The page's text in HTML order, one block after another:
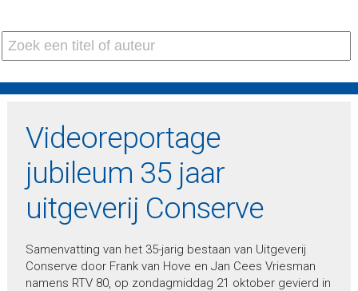
Videoreportage
jubileum 35 jaar
uitgeverij Conserve
Samenvatting van het 35-jarig bestaan van Uitgeverij
Conserve door Frank van Hove en Jan Cees Vriesman
namens RTV 80, op zondagmiddag 21 oktober gevierd in